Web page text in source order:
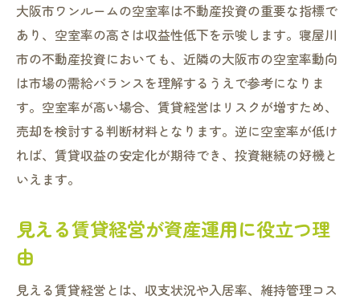
大阪市ワンルームの空室率は不動産投資の重要な指標で
あり、空室率の高さは収益性低下を示唆します。寝屋川
市の不動産投資においても、近隣の大阪市の空室率動向
は市場の需給バランスを理解するうえで参考になりま
す。空室率が高い場合、賃貸経営はリスクが増すため、
売却を検討する判断材料となります。逆に空室率が低け
れば、賃貸収益の安定化が期待でき、投資継続の好機と
いえます。
見える賃貸経営が資産運用に役立つ理
由
見える賃貸経営とは、収支状況や入居率、維持管理コス